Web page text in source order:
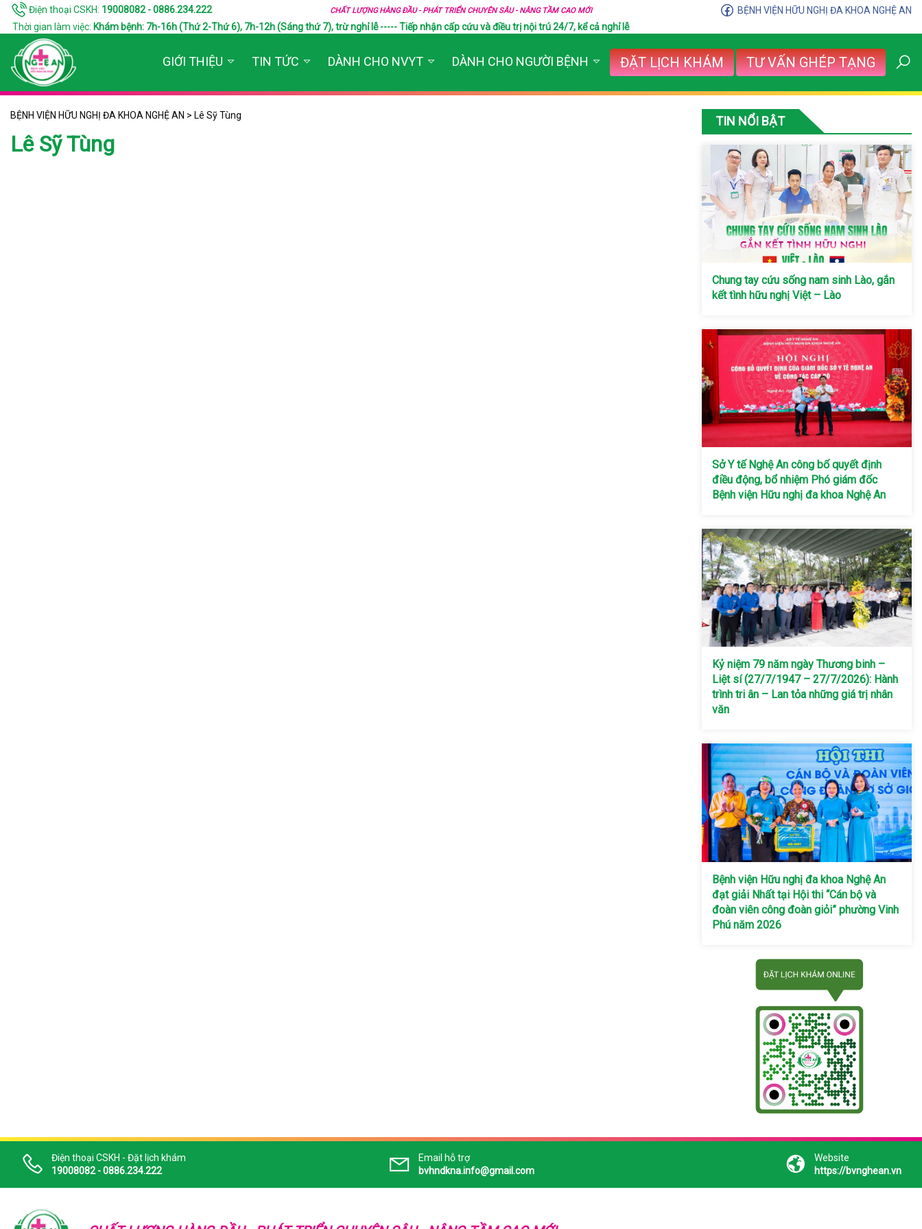
Điện thoại CSKH: 19008082 - 0886.234.222 CHẤT LƯỢNG HÀNG ĐẦU - PHÁT TRIỂN CHUYÊN SÂU - NÂNG TẦM CAO MỚI
BỆNH VIỆN HỮU NGHỊ ĐA KHOA NGHỆ AN
Thời gian làm việc: Khám bệnh: 7h-16h (Thứ 2-Thứ 6), 7h-12h (Sáng thứ 7), trừ nghỉ lễ ----- Tiếp nhận cấp cứu và điều trị nội trú 24/7, kể cả nghỉ lễ
GIỚI THIỆU TIN TỨC DÀNH CHO NVYT DÀNH CHO NGƯỜI BỆNH ĐẶT LỊCH KHÁM TƯ VẤN GHÉP TẠNG
BỆNH VIỆN HỮU NGHỊ ĐA KHOA NGHỆ AN > Lê Sỹ Tùng
Lê Sỹ Tùng
TIN NỔI BẬT
Chung tay cứu sống nam sinh Lào, gắn
kết tình hữu nghị Việt – Lào
Sở Y tế Nghệ An công bố quyết định
điều động, bổ nhiệm Phó giám đốc
Bệnh viện Hữu nghị đa khoa Nghệ An
Kỷ niệm 79 năm ngày Thương binh –
Liệt sí (27/7/1947 – 27/7/2026): Hành
trình tri ân – Lan tỏa những giá trị nhân
văn
Bệnh viện Hữu nghị đa khoa Nghệ An
đạt giải Nhất tại Hội thi “Cán bộ và
đoàn viên công đoàn giỏi” phường Vinh
Phú năm 2026
Điện thoại CSKH - Đặt lịch khám
19008082 - 0886.234.222
Email hỗ trợ
bvhndkna.info@gmail.com
Website
https://bvnghean.vn